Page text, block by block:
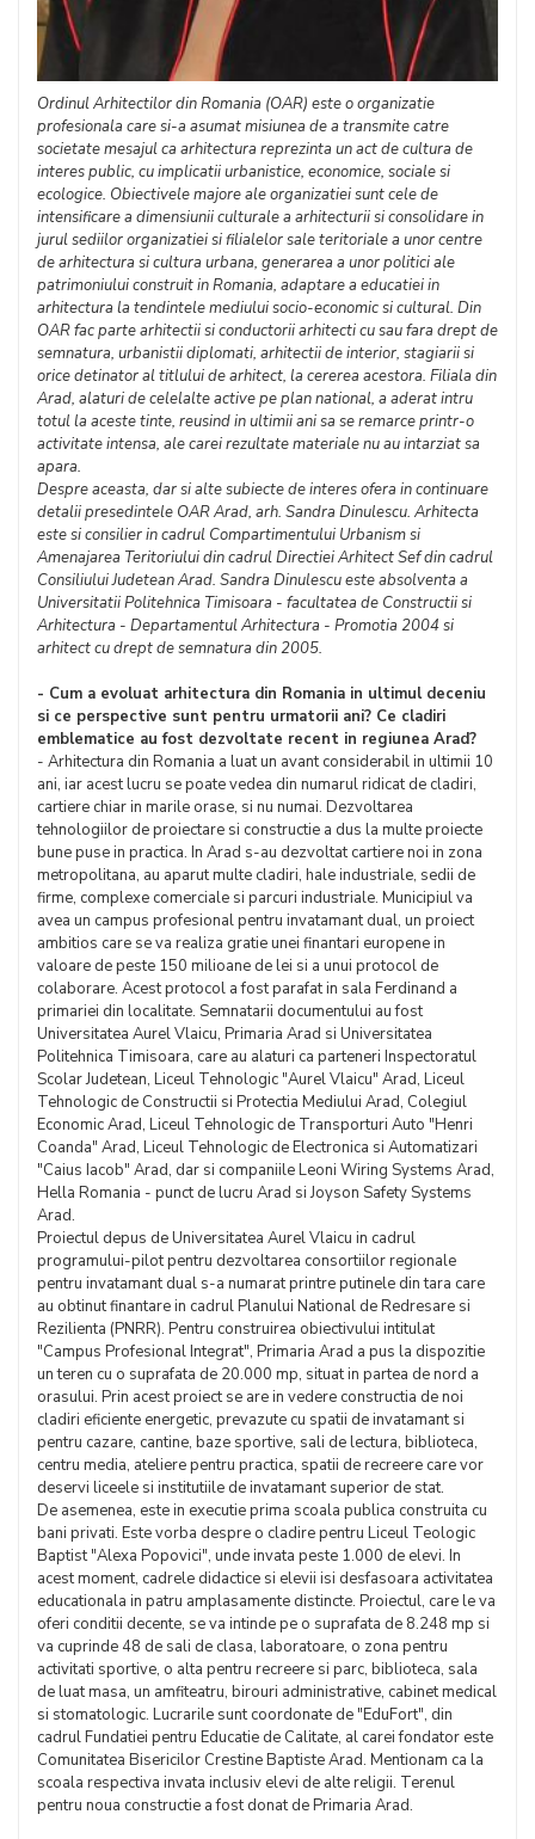
Ordinul Arhitectilor din Romania (OAR) este o organizatie
profesionala care si-a asumat misiunea de a transmite catre
societate mesajul ca arhitectura reprezinta un act de cultura de
interes public, cu implicatii urbanistice, economice, sociale si
ecologice. Obiectivele majore ale organizatiei sunt cele de
intensificare a dimensiunii culturale a arhitecturii si consolidare in
jurul sediilor organizatiei si filialelor sale teritoriale a unor centre
de arhitectura si cultura urbana, generarea a unor politici ale
patrimoniului construit in Romania, adaptare a educatiei in
arhitectura la tendintele mediului socio-economic si cultural. Din
OAR fac parte arhitectii si conductorii arhitecti cu sau fara drept de
semnatura, urbanistii diplomati, arhitectii de interior, stagiarii si
orice detinator al titlului de arhitect, la cererea acestora. Filiala din
Arad, alaturi de celelalte active pe plan national, a aderat intru
totul la aceste tinte, reusind in ultimii ani sa se remarce printr-o
activitate intensa, ale carei rezultate materiale nu au intarziat sa
apara.
Despre aceasta, dar si alte subiecte de interes ofera in continuare
detalii presedintele OAR Arad, arh. Sandra Dinulescu. Arhitecta
este si consilier in cadrul Compartimentului Urbanism si
Amenajarea Teritoriului din cadrul Directiei Arhitect Sef din cadrul
Consiliului Judetean Arad. Sandra Dinulescu este absolventa a
Universitatii Politehnica Timisoara - facultatea de Constructii si
Arhitectura - Departamentul Arhitectura - Promotia 2004 si
arhitect cu drept de semnatura din 2005.
- Cum a evoluat arhitectura din Romania in ultimul deceniu
si ce perspective sunt pentru urmatorii ani? Ce cladiri
emblematice au fost dezvoltate recent in regiunea Arad?
- Arhitectura din Romania a luat un avant considerabil in ultimii 10
ani, iar acest lucru se poate vedea din numarul ridicat de cladiri,
cartiere chiar in marile orase, si nu numai. Dezvoltarea
tehnologiilor de proiectare si constructie a dus la multe proiecte
bune puse in practica. In Arad s-au dezvoltat cartiere noi in zona
metropolitana, au aparut multe cladiri, hale industriale, sedii de
firme, complexe comerciale si parcuri industriale. Municipiul va
avea un campus profesional pentru invatamant dual, un proiect
ambitios care se va realiza gratie unei finantari europene in
valoare de peste 150 milioane de lei si a unui protocol de
colaborare. Acest protocol a fost parafat in sala Ferdinand a
primariei din localitate. Semnatarii documentului au fost
Universitatea Aurel Vlaicu, Primaria Arad si Universitatea
Politehnica Timisoara, care au alaturi ca parteneri Inspectoratul
Scolar Judetean, Liceul Tehnologic "Aurel Vlaicu" Arad, Liceul
Tehnologic de Constructii si Protectia Mediului Arad, Colegiul
Economic Arad, Liceul Tehnologic de Transporturi Auto "Henri
Coanda" Arad, Liceul Tehnologic de Electronica si Automatizari
"Caius Iacob" Arad, dar si companiile Leoni Wiring Systems Arad,
Hella Romania - punct de lucru Arad si Joyson Safety Systems
Arad.
Proiectul depus de Universitatea Aurel Vlaicu in cadrul
programului-pilot pentru dezvoltarea consortiilor regionale
pentru invatamant dual s-a numarat printre putinele din tara care
au obtinut finantare in cadrul Planului National de Redresare si
Rezilienta (PNRR). Pentru construirea obiectivului intitulat
"Campus Profesional Integrat", Primaria Arad a pus la dispozitie
un teren cu o suprafata de 20.000 mp, situat in partea de nord a
orasului. Prin acest proiect se are in vedere constructia de noi
cladiri eficiente energetic, prevazute cu spatii de invatamant si
pentru cazare, cantine, baze sportive, sali de lectura, biblioteca,
centru media, ateliere pentru practica, spatii de recreere care vor
deservi liceele si institutiile de invatamant superior de stat.
De asemenea, este in executie prima scoala publica construita cu
bani privati. Este vorba despre o cladire pentru Liceul Teologic
Baptist "Alexa Popovici", unde invata peste 1.000 de elevi. In
acest moment, cadrele didactice si elevii isi desfasoara activitatea
educationala in patru amplasamente distincte. Proiectul, care le va
oferi conditii decente, se va intinde pe o suprafata de 8.248 mp si
va cuprinde 48 de sali de clasa, laboratoare, o zona pentru
activitati sportive, o alta pentru recreere si parc, biblioteca, sala
de luat masa, un amfiteatru, birouri administrative, cabinet medical
si stomatologic. Lucrarile sunt coordonate de "EduFort", din
cadrul Fundatiei pentru Educatie de Calitate, al carei fondator este
Comunitatea Bisericilor Crestine Baptiste Arad. Mentionam ca la
scoala respectiva invata inclusiv elevi de alte religii. Terenul
pentru noua constructie a fost donat de Primaria Arad.